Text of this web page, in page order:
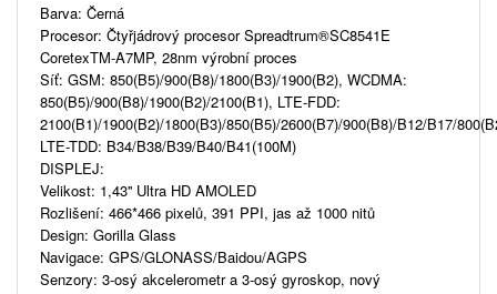
Barva: Černá
Procesor: Čtyřjádrový procesor Spreadtrum®SC8541E
CoretexTM-A7MP, 28nm výrobní proces
Síť: GSM: 850(B5)/900(B8)/1800(B3)/1900(B2), WCDMA:
850(B5)/900(B8)/1900(B2)/2100(B1), LTE-FDD:
2100(B1)/1900(B2)/1800(B3)/850(B5)/2600(B7)/900(B8)/B12/B17/
LTE-TDD: B34/B38/B39/B40/B41(100M)
DISPLEJ:
Velikost: 1,43'' Ultra HD AMOLED
Rozlišení: 466*466 pixelů, 391 PPI, jas až 1000 nitů
Design: Gorilla Glass
Navigace: GPS/GLONASS/Baidou/AGPS
Senzory: 3-osý akcelerometr a 3-osý gyroskop, nový